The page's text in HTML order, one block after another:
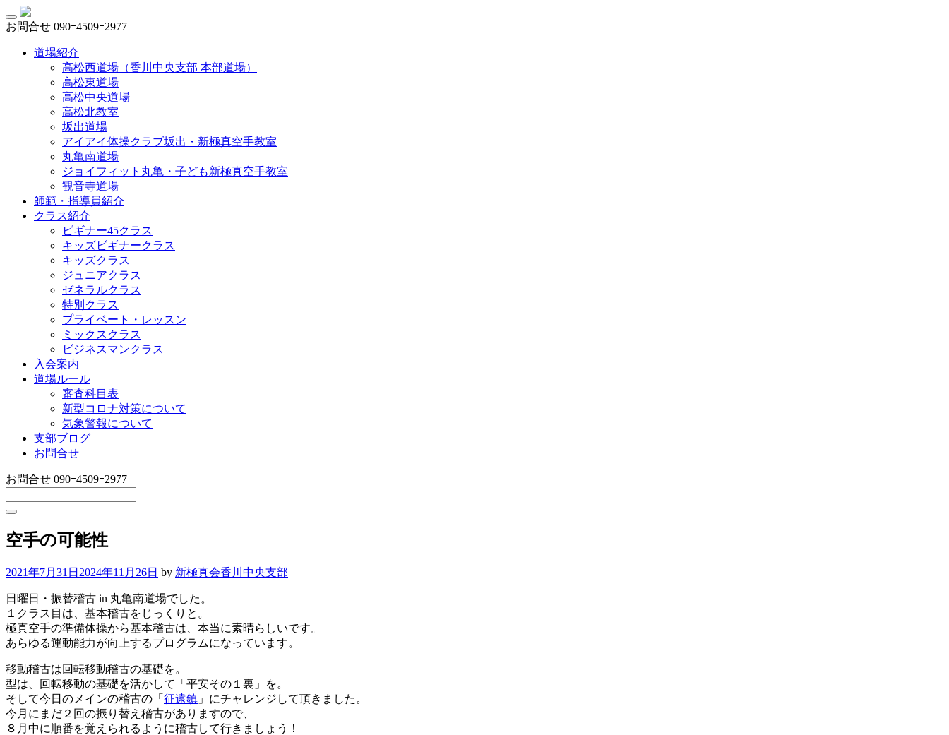
お問合せ 090ｰ4509ｰ2977
道場紹介
高松西道場（香川中央支部 本部道場）
高松東道場
高松中央道場
高松北教室
坂出道場
アイアイ体操クラブ坂出・新極真空手教室
丸亀南道場
ジョイフィット丸亀・子ども新極真空手教室
観音寺道場
師範・指導員紹介
クラス紹介
ビギナー45クラス
キッズビギナークラス
キッズクラス
ジュニアクラス
ゼネラルクラス
特別クラス
プライベート・レッスン
ミックスクラス
ビジネスマンクラス
入会案内
道場ルール
審査科目表
新型コロナ対策について
気象警報について
支部ブログ
お問合せ
お問合せ 090ｰ4509ｰ2977
空手の可能性
2021年7月31日 2024年11月26日 by 新極真会香川中央支部
日曜日・振替稽古 in 丸亀南道場でした。
１クラス目は、基本稽古をじっくりと。
極真空手の準備体操から基本稽古は、本当に素晴らしいです。
あらゆる運動能力が向上するプログラムになっています。
移動稽古は回転移動稽古の基礎を。
型は、回転移動の基礎を活かして「平安その１裏」を。
そして今日のメインの稽古の「 征遠鎮 」にチャレンジして頂きました。
今月にまだ２回の振り替え稽古がありますので、
８月中に順番を覚えられるように稽古して行きましょう！